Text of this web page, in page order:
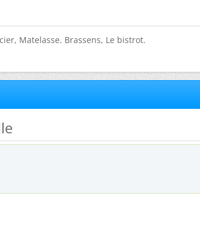
Matelasse. Brassens, Le bistrot.